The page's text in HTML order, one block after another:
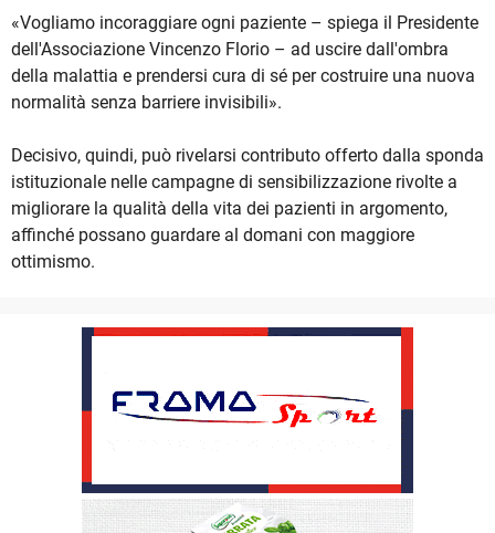
«Vogliamo incoraggiare ogni paziente – spiega il Presidente
dell'Associazione Vincenzo Florio – ad uscire dall'ombra
della malattia e prendersi cura di sé per costruire una nuova
normalità senza barriere invisibili».
Decisivo, quindi, può rivelarsi contributo offerto dalla sponda
istituzionale nelle campagne di sensibilizzazione rivolte a
migliorare la qualità della vita dei pazienti in argomento,
affinché possano guardare al domani con maggiore
ottimismo.